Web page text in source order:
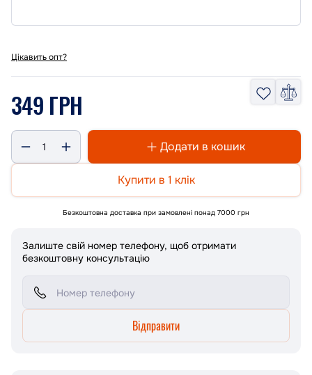
Цікавить опт?
349 ГРН
Додати в кошик
Купити в 1 клік
Безкоштовна доставка при замовлені понад 7000 грн
Залиште свій номер телефону, щоб отримати
безкоштовну консультацію
Відправити